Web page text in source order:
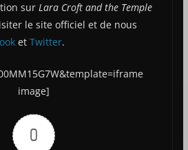
sur Lara Croft and the Temple
le site officiel et de nous
et Twitter.
image]
0